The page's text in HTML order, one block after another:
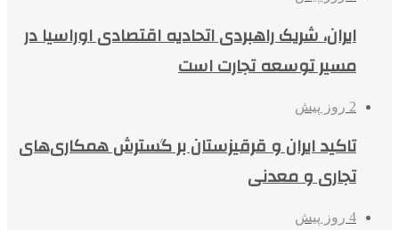
ایران، شریک راهبردی اتحادیه اقتصادی اوراسیا در
مسیر توسعه تجارت است
2 روز پیش
تاکید ایران و قرقیزستان بر گسترش همکاری‌های
تجاری و معدنی
4 روز پیش